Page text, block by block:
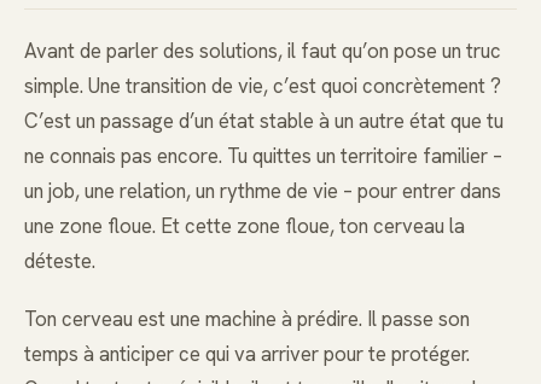
Avant de parler des solutions, il faut qu’on pose un truc
simple. Une transition de vie, c’est quoi concrètement ?
C’est un passage d’un état stable à un autre état que tu
ne connais pas encore. Tu quittes un territoire familier –
un job, une relation, un rythme de vie – pour entrer dans
une zone floue. Et cette zone floue, ton cerveau la
déteste.
Ton cerveau est une machine à prédire. Il passe son
temps à anticiper ce qui va arriver pour te protéger.